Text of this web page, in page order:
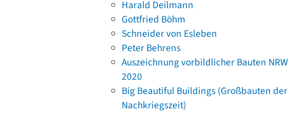
Harald Deilmann
Gottfried Böhm
Schneider von Esleben
Peter Behrens
Auszeichnung vorbildlicher Bauten NRW
2020
Big Beautiful Buildings (Großbauten der
Nachkriegszeit)